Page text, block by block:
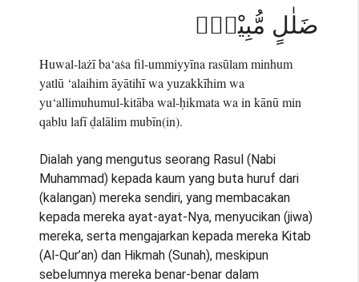
ضَلٰلٍ مُّبِيْنٍۙ
Huwal-lażī ba‘aṡa fil-ummiyyīna rasūlam minhum
yatlū ‘alaihim āyātihī wa yuzakkīhim wa
yu‘allimuhumul-kitāba wal-ḥikmata wa in kānū min
qablu lafī ḍalālim mubīn(in).
Dialah yang mengutus seorang Rasul (Nabi
Muhammad) kepada kaum yang buta huruf dari
(kalangan) mereka sendiri, yang membacakan
kepada mereka ayat-ayat-Nya, menyucikan (jiwa)
mereka, serta mengajarkan kepada mereka Kitab
(Al-Qur’an) dan Hikmah (Sunah), meskipun
sebelumnya mereka benar-benar dalam